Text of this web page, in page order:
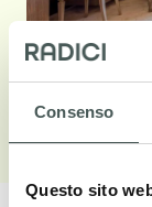
Consenso
Questo sito